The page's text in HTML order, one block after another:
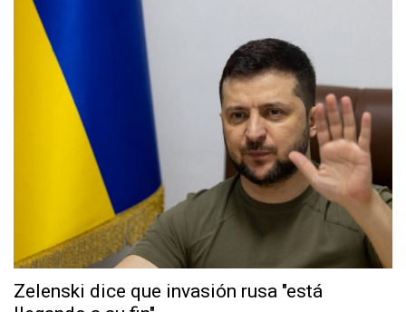
Zelenski dice que invasión rusa "está